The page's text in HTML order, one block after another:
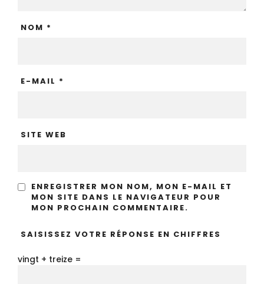
NOM *
E-MAIL *
SITE WEB
ENREGISTRER MON NOM, MON E-MAIL ET
MON SITE DANS LE NAVIGATEUR POUR
MON PROCHAIN COMMENTAIRE.
SAISISSEZ VOTRE RÉPONSE EN CHIFFRES
vingt + treize =